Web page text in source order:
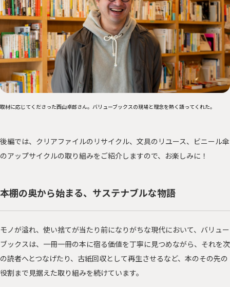
取材に応じてくださった西山卓郎さん。バリューブックスの現場と理念を熱く語ってくれた。
後編では、クリアファイルのリサイクル、文具のリユース、ビニール傘
のアップサイクルの取り組みをご紹介しますので、お楽しみに！
本棚の奥から始まる、サステナブルな物語
モノが溢れ、使い捨てが当たり前になりがちな現代において、バリュー
ブックスは、一冊一冊の本に宿る価値を丁寧に見つめながら、それを次
の読者へとつなげたり、古紙回収として再生させるなど、本のその先の
役割まで見据えた取り組みを続けています。